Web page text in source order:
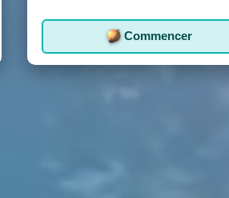
Commencer